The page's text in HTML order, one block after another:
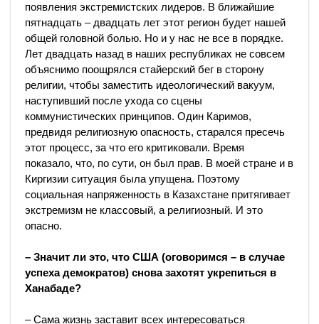
появления экстремистских лидеров. В ближайшие
пятнадцать – двадцать лет этот регион будет нашей
общей головной болью. Но и у нас не все в порядке.
Лет двадцать назад в наших республиках не совсем
объяснимо поощрялся стайерский бег в сторону
религии, чтобы заместить идеологический вакуум,
наступивший после ухода со сцены
коммунистических принципов. Один Каримов,
предвидя религиозную опасность, старался пресечь
этот процесс, за что его критиковали. Время
показало, что, по сути, он был прав. В моей стране и в
Киргизии ситуация была упущена. Поэтому
социальная напряженность в Казахстане притягивает
экстремизм не классовый, а религиозный. И это
опасно.
– Значит ли это, что США (оговоримся – в случае
успеха демократов) снова захотят укрепиться в
Ханабаде?
– Сама жизнь заставит всех интересоваться